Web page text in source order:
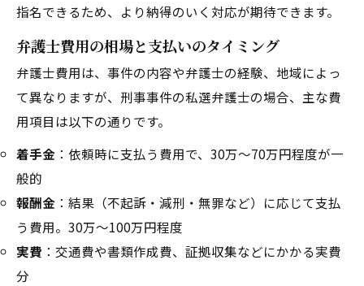
指名できるため、より納得のいく対応が期待できます。
弁護士費用の相場と支払いのタイミング
弁護士費用は、事件の内容や弁護士の経験、地域によっ
て異なりますが、刑事事件の私選弁護士の場合、主な費
用項目は以下の通りです。
着手金 ：依頼時に支払う費用で、30万～70万円程度が一
般的
報酬金 ：結果（不起訴・減刑・無罪など）に応じて支払
う費用。30万～100万円程度
実費 ：交通費や書類作成費、証拠収集などにかかる実費
分